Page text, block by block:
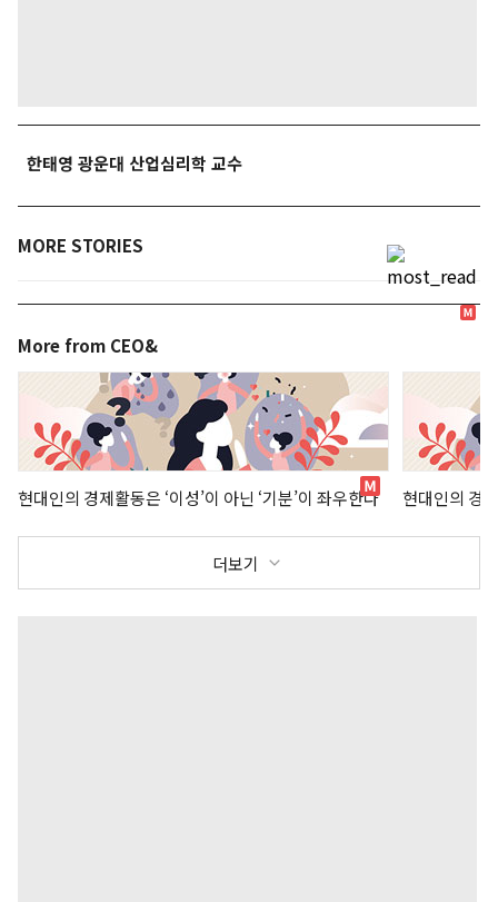
한태영 광운대 산업심리학 교수
MORE STORIES
More from CEO&
현대인의 경제활동은 ‘이성’이 아닌 ‘기분’이 좌우한다 현대인의 경
더보기